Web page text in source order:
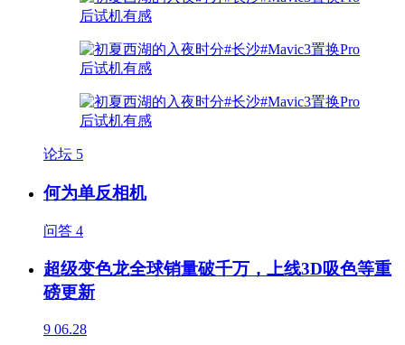
论坛 5
何为单反相机
问答 4
超级变色龙全球销量破千万，上线3D吸色等重
磅更新
9 06.28